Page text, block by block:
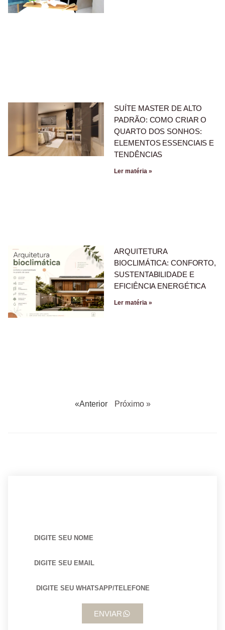
SUÍTE MASTER DE ALTO
PADRÃO: COMO CRIAR O
QUARTO DOS SONHOS:
ELEMENTOS ESSENCIAIS E
TENDÊNCIAS
Ler matéria »
ARQUITETURA
BIOCLIMÁTICA: CONFORTO,
SUSTENTABILIDADE E
EFICIÊNCIA ENERGÉTICA
Ler matéria »
«Anterior Próximo »
ENVIAR